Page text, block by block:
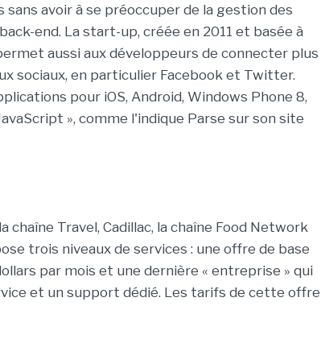
avoir à se préoccuper de la gestion des
end. La start-up, créée en 2011 et basée à
aussi aux développeurs de connecter plus
sociaux, en particulier Facebook et Twitter.
pour iOS, Android, Windows Phone 8,
», comme l'indique Parse sur son site
chaîne Travel, Cadillac, la chaîne Food Network
trois niveaux de services : une offre de base
par mois et une dernière « entreprise » qui
et un support dédié. Les tarifs de cette offre